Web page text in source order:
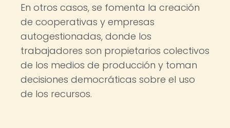
En otros casos, se fomenta la creación
de cooperativas y empresas
autogestionadas, donde los
trabajadores son propietarios colectivos
de los medios de producción y toman
decisiones democráticas sobre el uso
de los recursos.